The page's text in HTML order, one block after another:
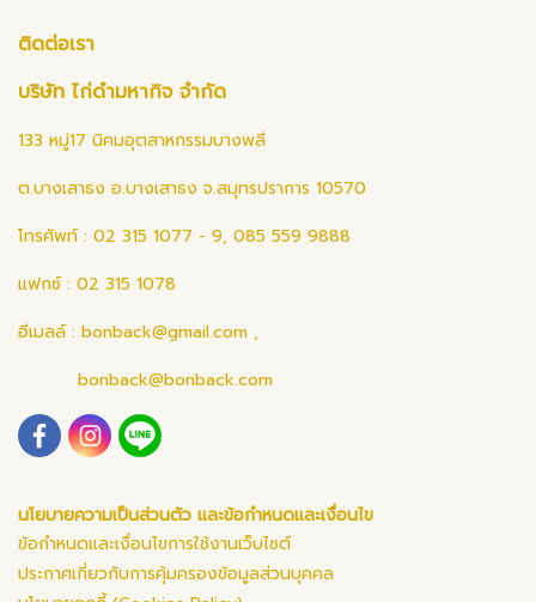
ติดต่อเรา
บริษัท ไก่ดำมหากิจ จำกัด
133 หมู่17 นิคมอุตสาหกรรมบางพลี
ต.บางเสาธง อ.บางเสาธง จ.สมุทรปราการ 10570
โทรศัพท์ : 02 315 1077 - 9, 085 559 9888
แฟกซ์ : 02 315 1078
อีเมลล์ : bonback@gmail.com ,
bonback@bonback.com
นโยบายความเป็นส่วนตัว และข้อกำหนดและเงื่อนไข
ข้อกำหนดและเงื่อนไขการใช้งานเว็บไซต์
ประกาศเกี่ยวกับการคุ้มครองข้อมูลส่วนบุคคล